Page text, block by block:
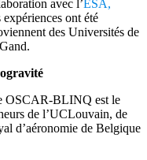
avec l’ESA,
ont été
des Universités de
OSCAR-BLINQ est le
de l’UCLouvain, de
d’aéronomie de Belgique